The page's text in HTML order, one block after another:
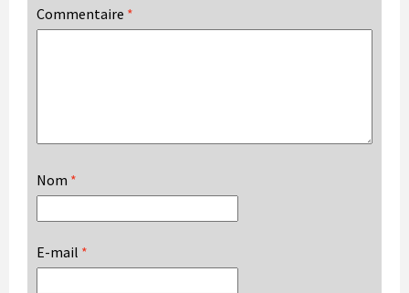
Commentaire *
Nom *
E-mail *